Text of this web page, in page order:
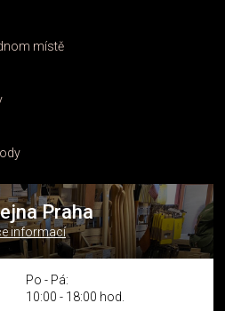
místě
Praha
informací
Po - Pá:
10:00 - 18:00 hod.